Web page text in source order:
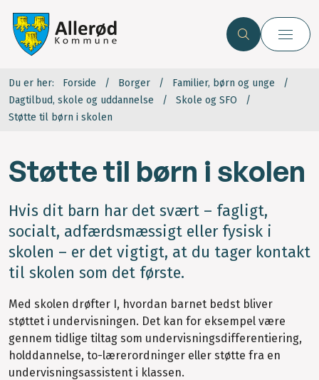
Du er her: Forside Borger
Familier, børn og unge
Dagtilbud, skole og uddannelse
Skole og SFO
Støtte til børn i skolen
Støtte til børn i skolen
Hvis dit barn har det svært – fagligt,
socialt, adfærdsmæssigt eller fysisk i
skolen – er det vigtigt, at du tager kontakt
til skolen som det første.
Med skolen drøfter I, hvordan barnet bedst bliver
støttet i undervisningen. Det kan for eksempel være
gennem tidlige tiltag som undervisningsdifferentiering,
holddannelse, to-lærerordninger eller støtte fra en
undervisningsassistent i klassen.